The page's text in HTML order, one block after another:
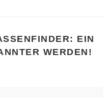
EIN
WERDEN!